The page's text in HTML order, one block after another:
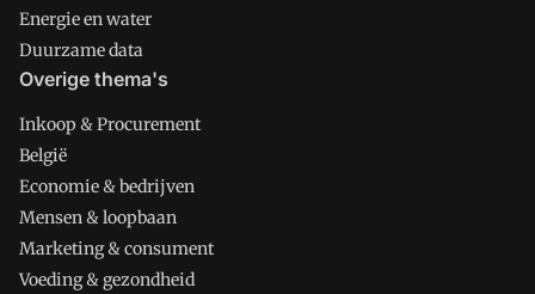
Energie en water
Duurzame data
Overige thema's
Inkoop & Procurement
België
Economie & bedrijven
Mensen & loopbaan
Marketing & consument
Voeding & gezondheid